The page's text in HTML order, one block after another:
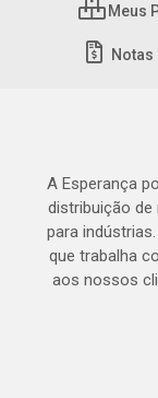
Meus
A Esperança
distribuição
para
que trabalha
aos nossos